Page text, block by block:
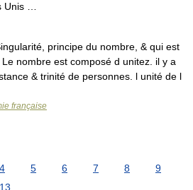
Unis …
principe du nombre, & qui est
nombre est composé d unitez. il y a
& trinité de personnes. l unité de l
française
4 5 6 7 8
9
13